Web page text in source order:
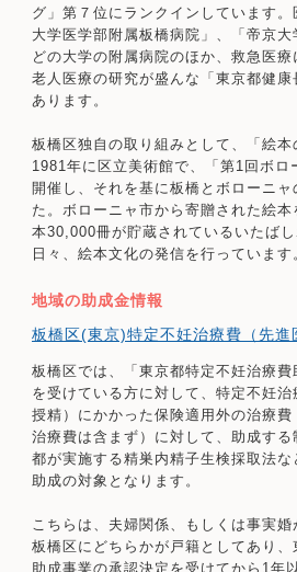
グ」第７位にランクインしています
大学医学部附属板橋病院」、「帝京
どの大学の附属病院のほか、救急医療
老人医療の研究が盛んな「東京都健康
あります。
板橋区独自の取り組みとして、「絵本
1981年に区立美術館で、「第1回ボロ
開催し、それを基に板橋とボローニャ
た。ボローニャ市から寄贈された絵
本30,000冊が貯蔵されているいたば
日々、絵本文化の発信を行っています
地域の助成金情報
板橋区(東京)特定不妊治療費（先進
板橋区では、「東京都特定不妊治療
を受けている方に対して、特定不妊
授精）にかかった保険適用外の治療
治療費は含まず）に対して、助成す
都が実施する精巣内精子生検採取法な
助成の対象となります。
こちらは、夫婦関係、もしくは事実婚
板橋区にどちらかが戸籍としてあり